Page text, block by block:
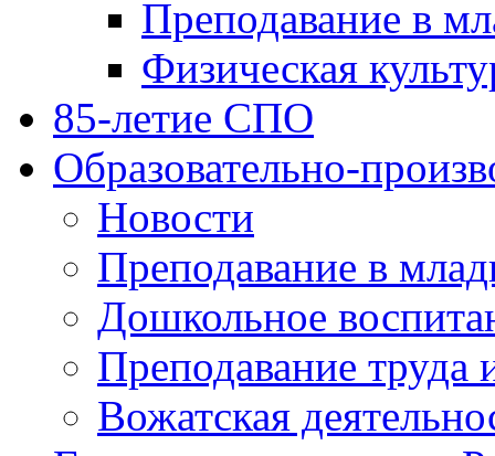
Преподавание в
Физическая
85-летие СПО
Образовательно-
Новости
Преподавание в
Дошкольное
Преподавание труда
Вожатская